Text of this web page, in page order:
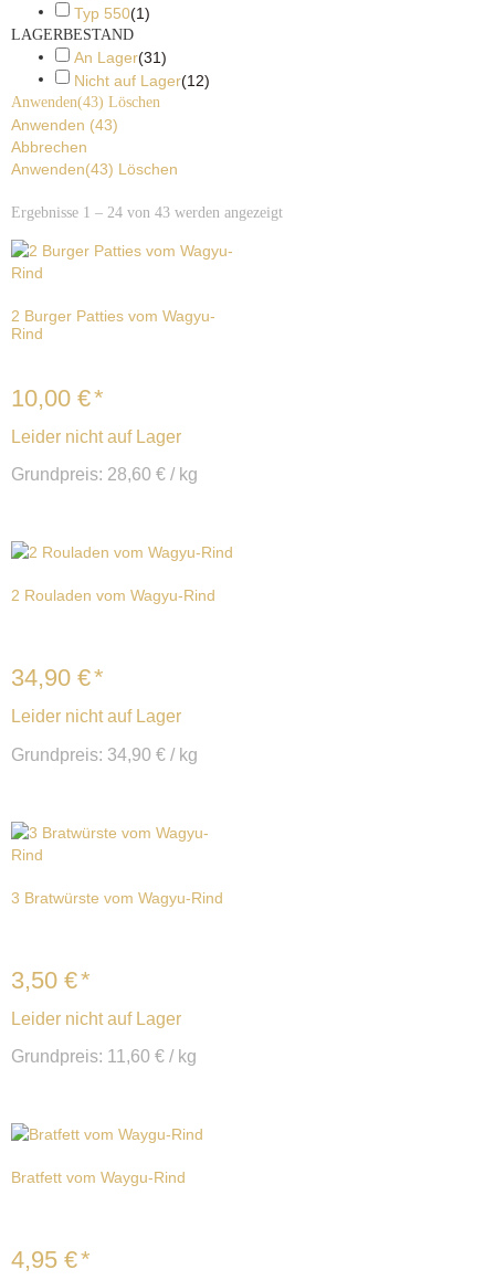
Typ 550(1)
LAGERBESTAND
An Lager(31)
Nicht auf Lager(12)
Anwenden(43) Löschen
Anwenden (43)
Abbrechen
Anwenden(43) Löschen
Ergebnisse 1 – 24 von 43 werden angezeigt
2 Burger Patties vom Wagyu-
Rind
10,00 €*
Leider nicht auf Lager
Grundpreis: 28,60 € / kg
2 Rouladen vom Wagyu-Rind
34,90 €*
Leider nicht auf Lager
Grundpreis: 34,90 € / kg
3 Bratwürste vom Wagyu-Rind
3,50 €*
Leider nicht auf Lager
Grundpreis: 11,60 € / kg
Bratfett vom Waygu-Rind
4,95 €*